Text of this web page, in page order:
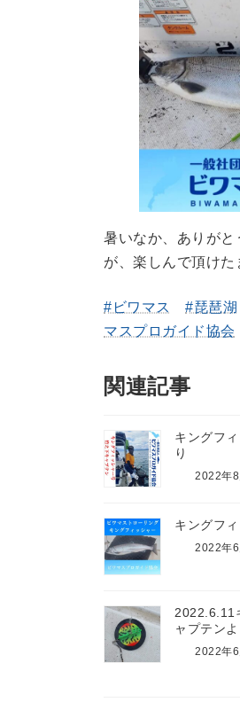
暑いなか、ありが
が、楽しんで頂けた
#ビワマス #琵琶湖
マスプロガイド協会
関連記事
キングフ
り
2022年8
キングフ
2022年6
2022.6.11
ャプテン
2022年6